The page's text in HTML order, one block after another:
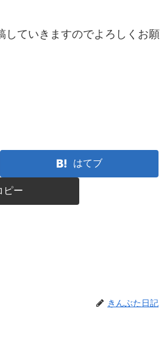
ていきますのでよろしくお願
はてブ
ピー
きんぶた日記